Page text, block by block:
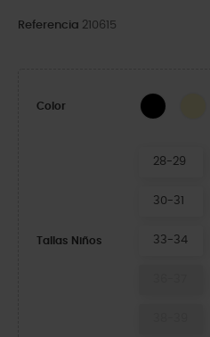
Referencia 210615
Color Black
Tallas Niños
28-29
30-31
33-34